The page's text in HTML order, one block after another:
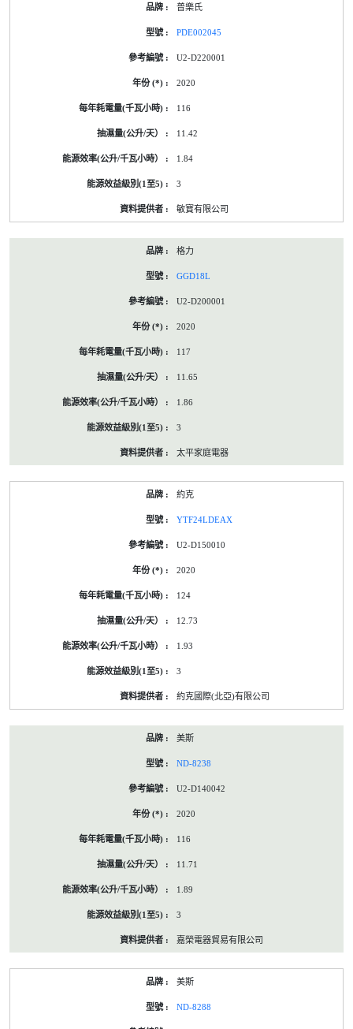
普樂氏
PDE002045
U2-D220001
2020
116
11.42
1.84
3
敏寶有限公司
格力
GGD18L
U2-D200001
2020
117
11.65
1.86
3
太平家庭電器
約克
YTF24LDEAX
U2-D150010
2020
124
12.73
1.93
3
約克國際(北亞)有限公司
美斯
ND-8238
U2-D140042
2020
116
11.71
1.89
3
嘉榮電器貿易有限公司
美斯
ND-8288